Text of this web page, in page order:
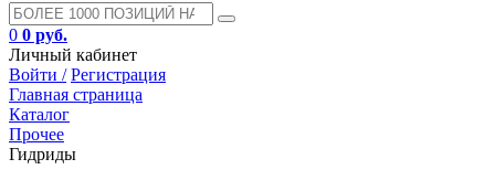
0 0 руб.
Личный кабинет
Войти / Регистрация
Главная страница
Каталог
Прочее
Гидриды